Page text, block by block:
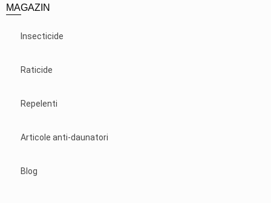
MAGAZIN
Insecticide
Raticide
Repelenti
Articole anti-daunatori
Blog